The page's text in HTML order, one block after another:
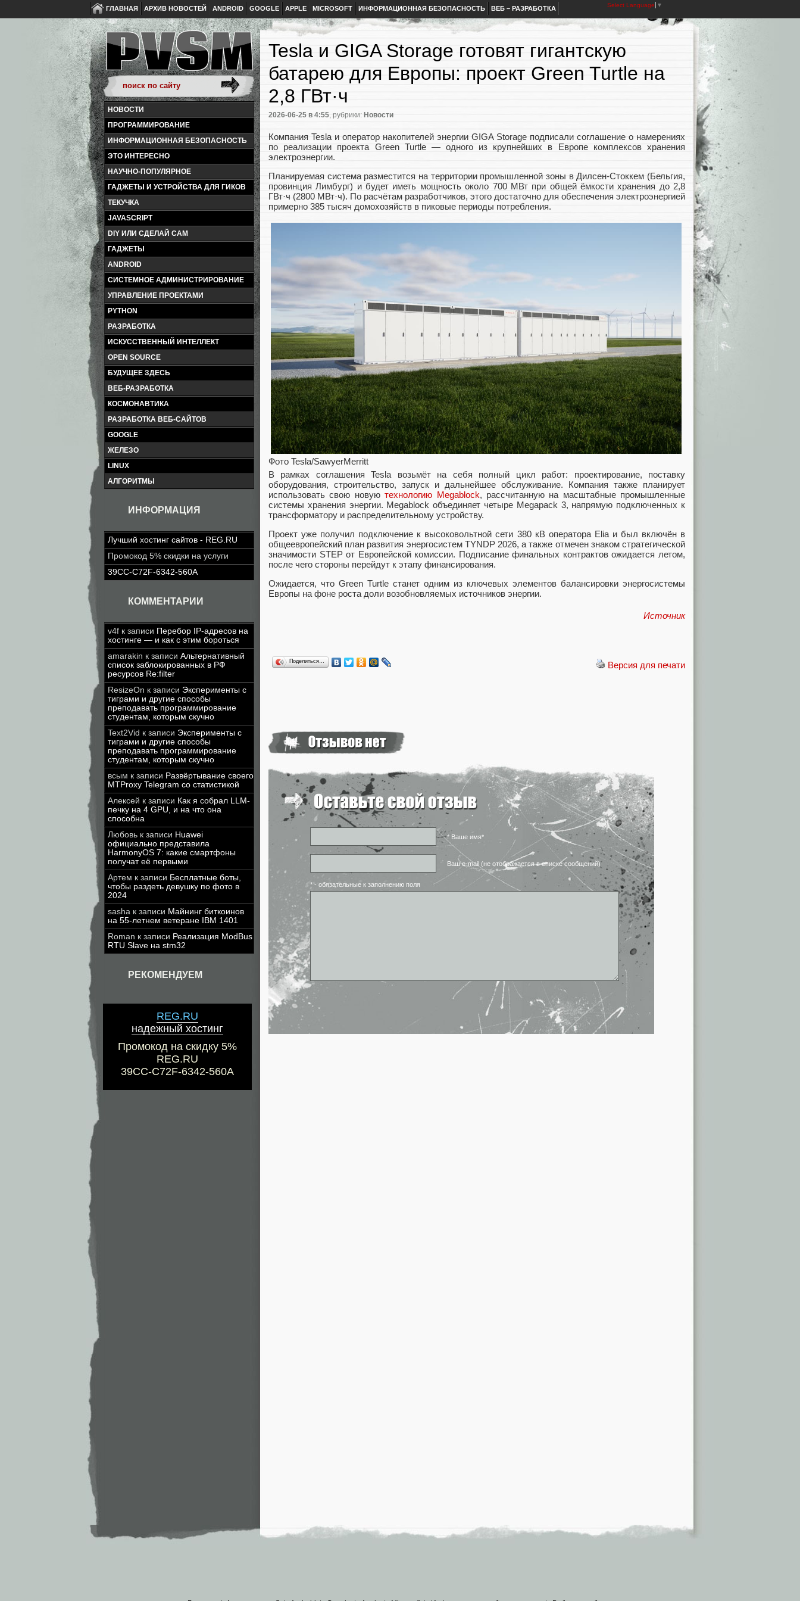
ГЛАВНАЯ АРХИВ НОВОСТЕЙ ANDROID GOOGLE APPLE MICROSOFT ИНФОРМАЦИОННАЯ БЕЗОПАСНОСТЬ ВЕБ – РАЗРАБОТКА Select Language ▼
НОВОСТИ
ПРОГРАММИРОВАНИЕ
ИНФОРМАЦИОННАЯ БЕЗОПАСНОСТЬ
ЭТО ИНТЕРЕСНО
НАУЧНО-ПОПУЛЯРНОЕ
ГАДЖЕТЫ И УСТРОЙСТВА ДЛЯ ГИКОВ
ТЕКУЧКА
JAVASCRIPT
DIY ИЛИ СДЕЛАЙ САМ
ГАДЖЕТЫ
ANDROID
СИСТЕМНОЕ АДМИНИСТРИРОВАНИЕ
УПРАВЛЕНИЕ ПРОЕКТАМИ
PYTHON
РАЗРАБОТКА
ИСКУССТВЕННЫЙ ИНТЕЛЛЕКТ
OPEN SOURCE
БУДУЩЕЕ ЗДЕСЬ
ВЕБ-РАЗРАБОТКА
КОСМОНАВТИКА
РАЗРАБОТКА ВЕБ-САЙТОВ
GOOGLE
ЖЕЛЕЗО
LINUX
АЛГОРИТМЫ
ИНФОРМАЦИЯ
Лучший хостинг сайтов - REG.RU
Промокод 5% скидки на услуги
39CC-C72F-6342-560A
КОММЕНТАРИИ
v4f к записи Перебор IP-адресов на
хостинге — и как с этим бороться
amarakin к записи Альтернативный
список заблокированных в РФ
ресурсов Re:filter
ResizeOn к записи Эксперименты с
тиграми и другие способы
преподавать программирование
студентам, которым скучно
Text2Vid к записи Эксперименты с
тиграми и другие способы
преподавать программирование
студентам, которым скучно
всым к записи Развёртывание своего
MTProxy Telegram со статистикой
Алексей к записи Как я собрал LLM-
печку на 4 GPU, и на что она
способна
Любовь к записи Huawei
официально представила
HarmonyOS 7: какие смартфоны
получат её первыми
Артем к записи Бесплатные боты,
чтобы раздеть девушку по фото в
2024
sasha к записи Майнинг биткоинов
на 55-летнем ветеране IBM 1401
Roman к записи Реализация ModBus
RTU Slave на stm32
РЕКОМЕНДУЕМ
REG.RU
надежный хостинг
Промокод на скидку 5%
REG.RU
39CC-C72F-6342-560A
Tesla и GIGA Storage готовят гигантскую
батарею для Европы: проект Green Turtle на
2,8 ГВт·ч
2026-06-25 в 4:55, рубрики: Новости
Компания Tesla и оператор накопителей энергии GIGA Storage подписали соглашение о намерениях
по реализации проекта Green Turtle — одного из крупнейших в Европе комплексов хранения
электроэнергии.
Планируемая система разместится на территории промышленной зоны в Дилсен-Стоккем (Бельгия,
провинция Лимбург) и будет иметь мощность около 700 МВт при общей ёмкости хранения до 2,8
ГВт·ч (2800 МВт·ч). По расчётам разработчиков, этого достаточно для обеспечения электроэнергией
примерно 385 тысяч домохозяйств в пиковые периоды потребления.
Фото Tesla/SawyerMerritt
В рамках соглашения Tesla возьмёт на себя полный цикл работ: проектирование, поставку
оборудования, строительство, запуск и дальнейшее обслуживание. Компания также планирует
использовать свою новуютехнологию Megablock, рассчитанную на масштабные промышленные
системы хранения энергии. Megablock объединяет четыре Megapack 3, напрямую подключенных к
трансформатору и распределительному устройству.
Проект уже получил подключение к высоковольтной сети 380 кВ оператора Elia и был включён в
общеевропейский план развития энергосистем TYNDP 2026, а также отмечен знаком стратегической
значимости STEP от Европейской комиссии. Подписание финальных контрактов ожидается летом,
после чего стороны перейдут к этапу финансирования.
Ожидается, что Green Turtle станет одним из ключевых элементов балансировки энергосистемы
Европы на фоне роста доли возобновляемых источников энергии.
Источник
Версия для печати
Поделиться…
* Ваше имя*
Ваш e-mail (не отображается в списке сообщений)
* - обязательные к заполнению поля